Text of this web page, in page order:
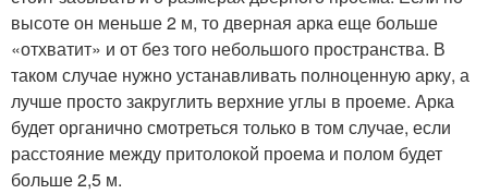
высоте он меньше 2 м, то дверная арка еще больше
«отхватит» и от без того небольшого пространства. В
таком случае нужно устанавливать полноценную арку, а
лучше просто закруглить верхние углы в проеме. Арка
будет органично смотреться только в том случае, если
расстояние между притолокой проема и полом будет
больше 2,5 м.